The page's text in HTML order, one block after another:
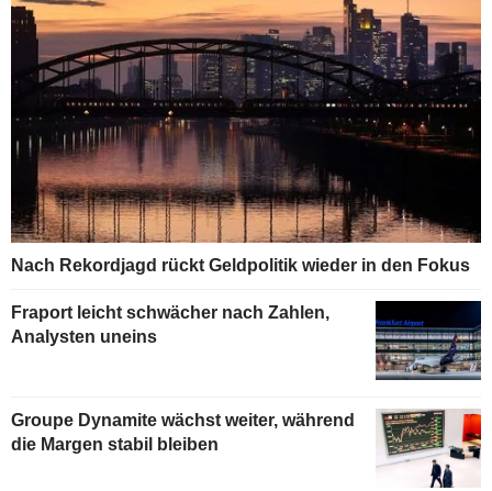
Nach Rekordjagd rückt Geldpolitik wieder in den Fokus
Fraport leicht schwächer nach Zahlen,
Analysten uneins
Groupe Dynamite wächst weiter, während
die Margen stabil bleiben